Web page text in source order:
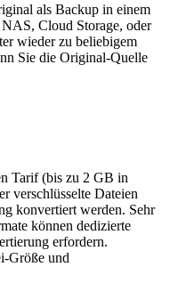
als Backup in einem
Cloud Storage, oder
wieder zu beliebigem
Sie die Original-Quelle
Tarif (bis zu 2 GB in
verschlüsselte Dateien
konvertiert werden. Sehr
können dedizierte
erfordern.
Größe und